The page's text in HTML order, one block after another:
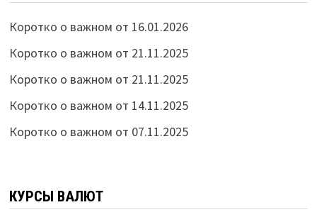
Коротко о важном от 16.01.2026
Коротко о важном от 21.11.2025
Коротко о важном от 21.11.2025
Коротко о важном от 14.11.2025
Коротко о важном от 07.11.2025
КУРСЫ ВАЛЮТ